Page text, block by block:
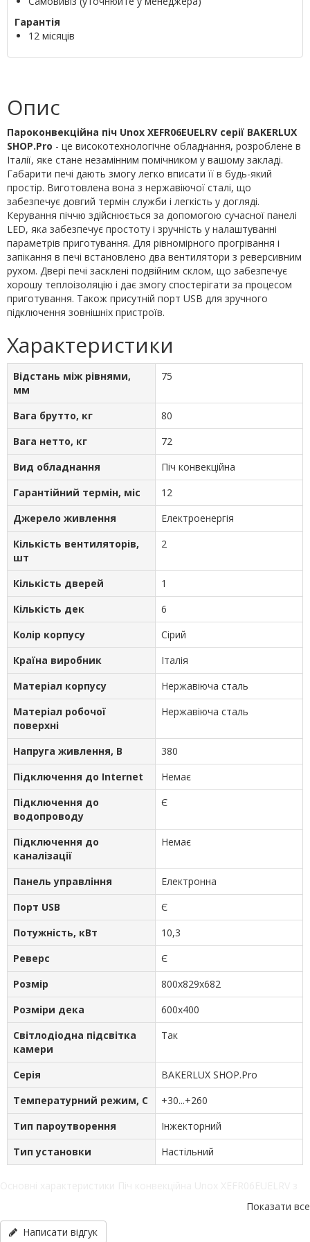
Гарантія
12 місяців
Опис
Пароконвекційна піч Unox XEFR06EUELRV серії BAKERLUX
SHOP.Pro - це високотехнологічне обладнання, розроблене в
Італії, яке стане незамінним помічником у вашому закладі.
Габарити печі дають змогу легко вписати її в будь-який
простір. Виготовлена вона з нержавіючої сталі, що
забезпечує довгий термін служби і легкість у догляді.
Керування піччю здійснюється за допомогою сучасної панелі
LED, яка забезпечує простоту і зручність у налаштуванні
параметрів приготування. Для рівномірного прогрівання і
запікання в печі встановлено два вентилятори з реверсивним
рухом. Двері печі засклені подвійним склом, що забезпечує
хорошу теплоізоляцію і дає змогу спостерігати за процесом
приготування. Також присутній порт USB для зручного
підключення зовнішніх пристроїв.
Характеристики
Відстань між рівнями,
мм
75
Вага брутто, кг
80
Вага нетто, кг
72
Вид обладнання
Піч конвекційна
Гарантійний термін, міс
12
Джерело живлення
Електроенергія
Кількість вентиляторів,
шт
2
Кількість дверей
1
Кількість дек
6
Колір корпусу
Сірий
Країна виробник
Італія
Матеріал корпусу
Нержавіюча сталь
Матеріал робочої
поверхні
Нержавіюча сталь
Напруга живлення, В
380
Підключення до Internet
Немає
Підключення до
водопроводу
Є
Підключення до
каналізації
Немає
Панель управління
Електронна
Порт USB
Є
Потужність, кВт
10,3
Реверс
Є
Розмір
800х829х682
Розміри дека
600х400
Світлодіодна підсвітка
камери
Так
Серія
BAKERLUX SHOP.Pro
Температурний режим, С
+30...+260
Тип пароутворення
Інжекторний
Тип установки
Настільний
кг - 80, Вага нетто, кг - 72, Вид обладнання - Піч конвекційна,
Гарантійний термін, міс - 12, Джерело живлення -
Показати все
Написати відгук